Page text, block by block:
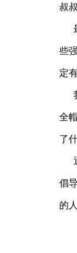
叔
些
定
全
了
倡
的